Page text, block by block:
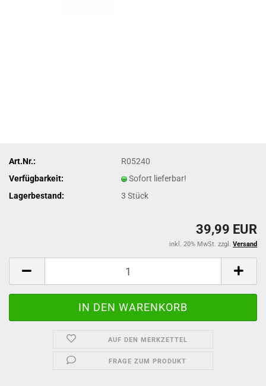
Art.Nr.:
R05240
Verfügbarkeit:
Sofort lieferbar!
Lagerbestand:
3Stück
39,99 EUR
inkl. 20% MwSt. zzgl. Versand
AUF DEN MERKZETTEL
FRAGE ZUM PRODUKT